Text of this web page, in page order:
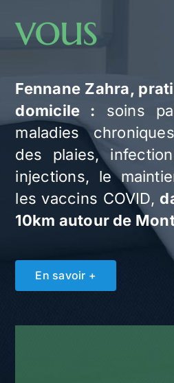
vous
Fennane Zahra,
domicile : soins
maladies
des plaies,
injections, le
les vaccins COVID,
10km autour de
En savoir +